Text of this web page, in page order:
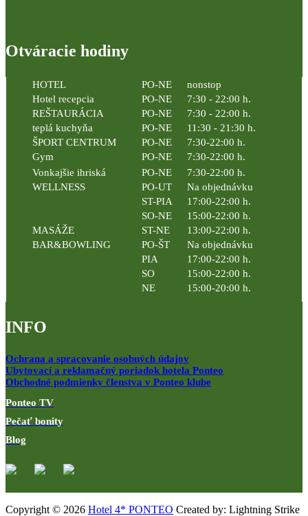
Otváracie hodiny
HOTEL PO-NE
nonstop
Hotel recepcia
PO-NE
7:30 - 22:00 h.
REŠTAURÁCIA
PO-NE
7:30 - 22:00 h.
teplá kuchyňa
PO-NE
11:30 - 21:30 h.
ŠPORT CENTRUM
PO-NE
7:30-22:00 h.
Gym
PO-NE
7:30-22:00 h.
Vonkajšie ihriská
PO-NE
7:30-22:00 h.
WELLNESS
PO-UT
Na objednávku
ST-PIA
17:00-22:00 h.
SO-NE
15:00-22:00 h.
MASÁŽE
ST-NE
13:00-22:00 h.
BAR&BOWLING
PO-ŠT
Na objednávku
PIA
17:00-22:00 h.
SO
15:00-22:00 h.
NE
15:00-20:00 h.
INFO
Ochrana a spracovanie osobných údajov
Ubytovací a reklamačný poriadok hotela Ponteo
Obchodné podmienky členstva v Ponteo klube
Ponteo TV
Pečať bonity
Blog
Copyright © 2026 Hotel 4* PONTEO Created by: Lightning Strike